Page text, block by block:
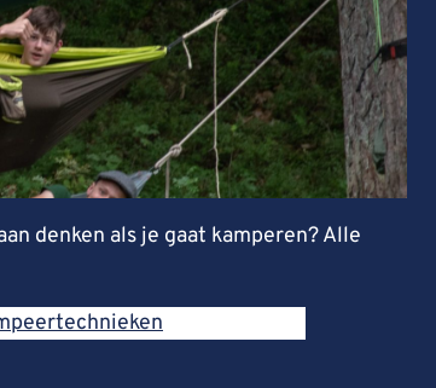
denken als je gaat kamperen? Alle